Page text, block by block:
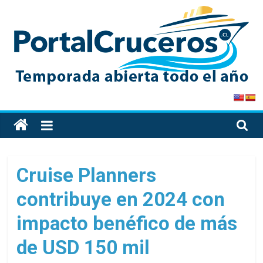
content
PortalCruceros
Toda
la
de
cruceros
en
solo
sitio
Cruise Planners
contribuye en 2024 con
impacto benéfico de más
de USD 150 mil